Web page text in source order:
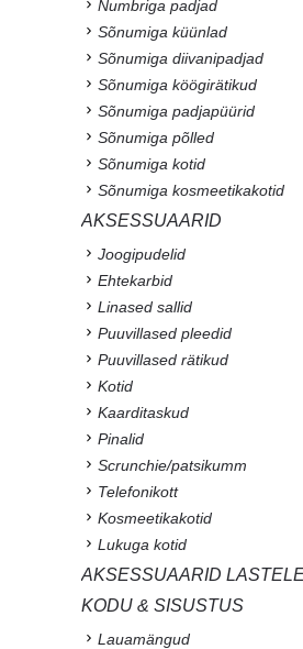
Numbriga padjad
Sõnumiga küünlad
Sõnumiga diivanipadjad
Sõnumiga köögirätikud
Sõnumiga padjapüürid
Sõnumiga põlled
Sõnumiga kotid
Sõnumiga kosmeetikakotid
AKSESSUAARID
Joogipudelid
Ehtekarbid
Linased sallid
Puuvillased pleedid
Puuvillased rätikud
Kotid
Kaarditaskud
Pinalid
Scrunchie/patsikumm
Telefonikott
Kosmeetikakotid
Lukuga kotid
AKSESSUAARID
KODU & SISUSTUS
Lauamängud